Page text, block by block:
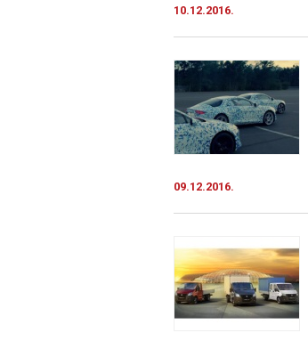
10.12.2016.
09.12.2016.